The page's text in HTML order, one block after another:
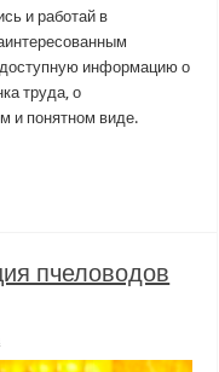
и работай в
информацию о
труда, о
и понятном виде.
пчеловодов